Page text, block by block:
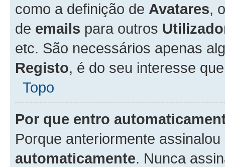
como a definição de Avatares,
de emails para outros
etc. São necessários apenas
Registo, é do seu interesse
Topo
Por que entro
Porque anteriormente
automaticamente. Nunca